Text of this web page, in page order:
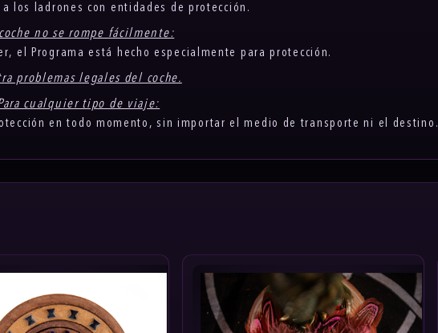
a los ladrones con entidades de protección.
no se rompe fácilmente:
el Programa está hecho especialmente para protección.
problemas legales del coche.
cualquier tipo de viaje:
en todo momento, sin importar el medio de transporte ni el destino.